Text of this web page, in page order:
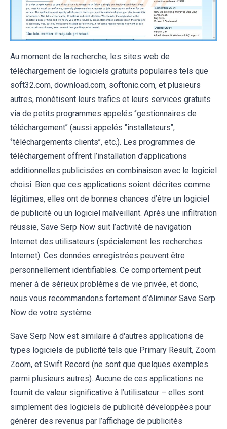
Au moment de la recherche, les sites web de
téléchargement de logiciels gratuits populaires tels que
soft32.com, download.com, softonic.com, et plusieurs
autres, monétisent leurs trafics et leurs services gratuits
via de petits programmes appelés ‘’gestionnaires de
téléchargement’’ (aussi appelés ‘’installateurs’’,
‘’téléchargements clients’’, etc.). Les programmes de
téléchargement offrent l’installation d’applications
additionnelles publicisées en combinaison avec le logiciel
choisi. Bien que ces applications soient décrites comme
légitimes, elles ont de bonnes chances d’être un logiciel
de publicité ou un logiciel malveillant. Après une infiltration
réussie, Save Serp Now suit l’activité de navigation
Internet des utilisateurs (spécialement les recherches
Internet). Ces données enregistrées peuvent être
personnellement identifiables. Ce comportement peut
mener à de sérieux problèmes de vie privée, et donc,
nous vous recommandons fortement d’éliminer Save Serp
Now de votre système.
Save Serp Now est similaire à d'autres applications de
types logiciels de publicité tels que Primary Result, Zoom
Zoom, et Swift Record (ne sont que quelques exemples
parmi plusieurs autres). Aucune de ces applications ne
fournit de valeur significative à l’utilisateur – elles sont
simplement des logiciels de publicité développées pour
générer des revenus par l’affichage de publicités